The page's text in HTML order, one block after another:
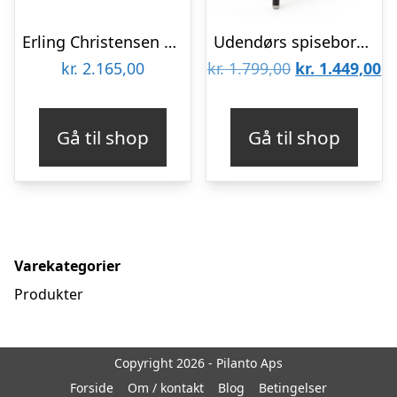
Erling Christensen Møbler Cayman spisebordsstol med drejefunktion og armlæn – Topper Deep Black : Erling Christensen Møbler : Erling Christensen
kr. 2.165,00
Gå til shop
Udendørs spisebordsstol med armlæn Kave Home Joncols aluminium grå stabelbar havestol terrassestol
kr.1.799,00 Den
kr. 1.799,00.
kr. 1.449,00
Gå til shop
Varekategorier
Produkter
Copyright 2026 - Pilanto Aps
Forside
Om / kontakt Blog Betingelser